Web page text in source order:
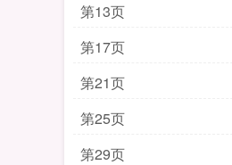
第13页
第17页
第21页
第25页
第29页